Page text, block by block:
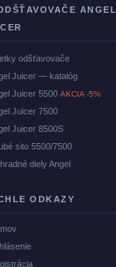
ANGEL
odšťavovače
Juicer — katalóg
Juicer 5500 AKCIA -5%
Juicer 7500
Juicer 8500S
sito 5500/7500
diely Angel
ODKAZY